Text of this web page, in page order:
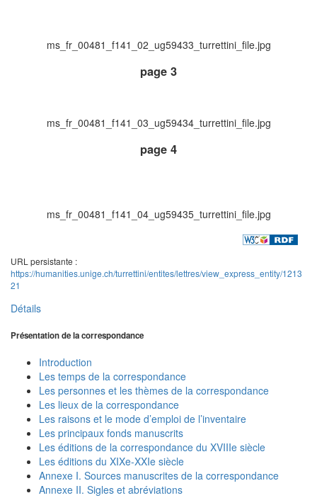
ms_fr_00481_f141_02_ug59433_turrettini_file.jpg
page 3
ms_fr_00481_f141_03_ug59434_turrettini_file.jpg
page 4
ms_fr_00481_f141_04_ug59435_turrettini_file.jpg
URL persistante :
https://humanities.unige.ch/turrettini/entites/lettres/view_express_entity/1213
21
Détails
Présentation de la correspondance
Introduction
Les temps de la correspondance
Les personnes et les thèmes de la correspondance
Les lieux de la correspondance
Les raisons et le mode d’emploi de l’inventaire
Les principaux fonds manuscrits
Les éditions de la correspondance du XVIIIe siècle
Les éditions du XIXe-XXIe siècle
Annexe I. Sources manuscrites de la correspondance
Annexe II. Sigles et abréviations